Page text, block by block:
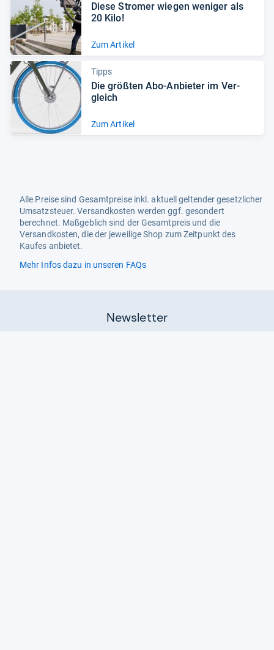
Diese Stro­mer wie­gen weni­ger als
20 Kilo!
Zum Artikel
Tipps
Die größ­ten Abo-​Anbie­ter im Ver­
gleich
Zum Artikel
Alle Preise sind Gesamtpreise inkl. aktuell geltender gesetzlicher
Umsatzsteuer. Versandkosten werden ggf. gesondert
berechnet. Maßgeblich sind der Gesamtpreis und die
Versandkosten, die der jeweilige Shop zum Zeitpunkt des
Kaufes anbietet.
Mehr Infos dazu in unseren FAQs
Newsletter